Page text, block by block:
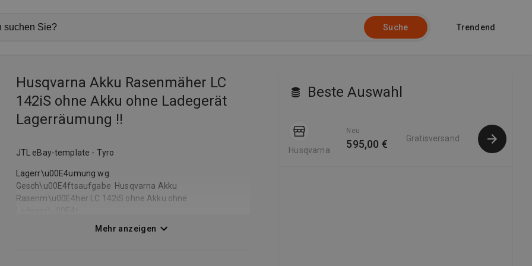
Suche Trendend
Husqvarna Akku Rasenmäher LC
142iS ohne Akku ohne Ladegerät
Lagerräumung !!
JTL eBay-template - Tyro
Lagerr\u00E4umung wg.
Gesch\u00E4ftsaufgabe Husqvarna Akku
Rasenm\u00E4her LC 142iS ohne Akku ohne
Der Akku-Rasenm\u00E4her LC 142iS l\u00E4sst sich sehr
Mehr anzeigen
Beste Auswahl
Husqvarna
Neu
595,00 € Gratisversand